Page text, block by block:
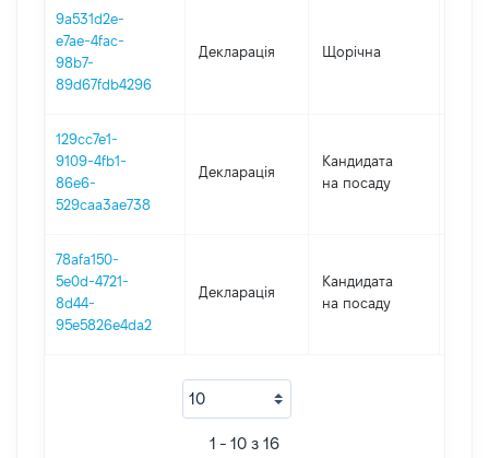
9a531d2e-
e7ae-4fac-
98b7-
89d67fdb4296
Декларація Щорічна
129cc7e1-
9109-4fb1-
86e6-
529caa3ae738
Декларація
Кандидата
на посаду
78afa150-
5e0d-4721-
8d44-
95e5826e4da2
Декларація
Кандидата
на посаду
1 - 10 з 16